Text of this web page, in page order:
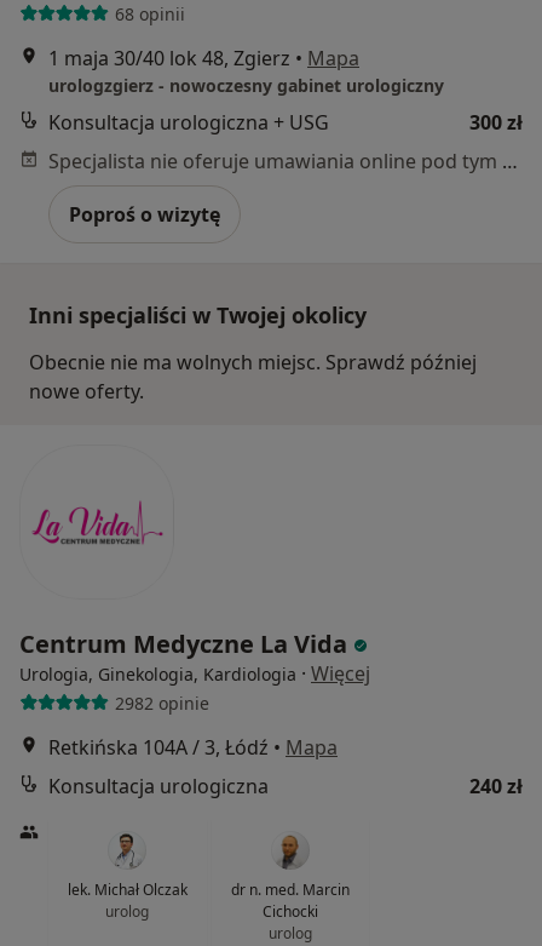
68 opinii
1 maja 30/40 lok 48, Zgierz • Mapa
urologzgierz - nowoczesny gabinet urologiczny
Konsultacja urologiczna + USG
300 zł
Specjalista nie oferuje umawiania online pod tym adresem.
Poproś o wizytę
Inni specjaliści w Twojej okolicy
Obecnie nie ma wolnych miejsc. Sprawdź później
nowe oferty.
Centrum Medyczne La Vida
Urologia, Ginekologia, Kardiologia · Więcej
2982 opinie
Retkińska 104A / 3, Łódź • Mapa
Konsultacja urologiczna
240 zł
lek. Michał Olczak
urolog
dr n. med. Marcin
Cichocki
urolog